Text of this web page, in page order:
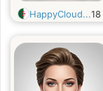
HappyCloud...18